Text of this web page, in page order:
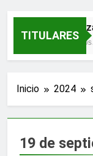
TITULARES
2 Años
Inicio 2024
19 de